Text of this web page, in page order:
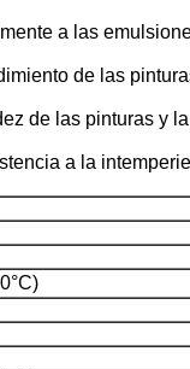
a las
de las
de las pinturas y
a la